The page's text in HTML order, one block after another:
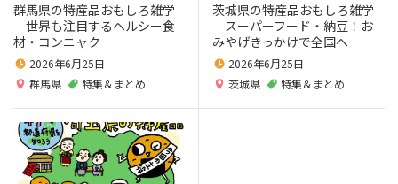
群馬県の特産品おもしろ雑学
｜世界も注目するヘルシー食
材・コンニャク
2026年6月25日
群馬県
特集＆まとめ
茨城県の特産品おもしろ雑学
｜スーパーフード・納豆！お
みやげきっかけで全国へ
2026年6月25日
茨城県
特集＆まとめ